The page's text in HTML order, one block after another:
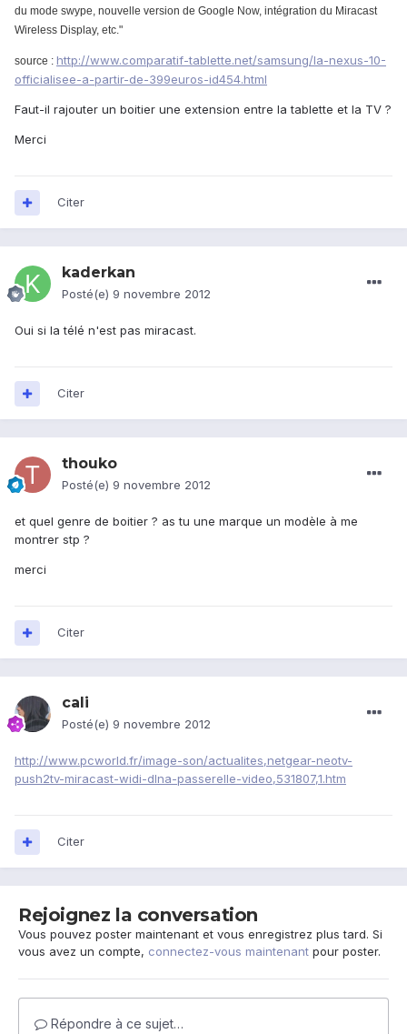
du mode swype, nouvelle version de Google Now, intégration du Miracast
Wireless Display, etc."
source : http://www.comparatif-tablette.net/samsung/la-nexus-10-
officialisee-a-partir-de-399euros-id454.html
Faut-il rajouter un boitier une extension entre la tablette et la TV ?
Merci
Citer
kaderkan
Posté(e) 9 novembre 2012
Oui si la télé n'est pas miracast.
Citer
thouko
Posté(e) 9 novembre 2012
et quel genre de boitier ? as tu une marque un modèle à me
montrer stp ?
merci
Citer
cali
Posté(e) 9 novembre 2012
http://www.pcworld.fr/image-son/actualites,netgear-neotv-
push2tv-miracast-widi-dlna-passerelle-video,531807,1.htm
Citer
Rejoignez la conversation
Vous pouvez poster maintenant et vous enregistrez plus tard. Si
vous avez un compte, connectez-vous maintenant pour poster.
Répondre à ce sujet…